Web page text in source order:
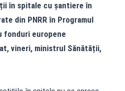
în spitale cu șantiere în
din PNRR în Programul
fonduri europene
vineri, ministrul Sănătății,